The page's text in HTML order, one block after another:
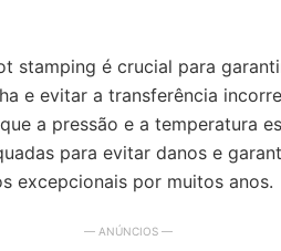
stamping é crucial para
e evitar a transferência
a pressão e a temperatura
para evitar danos e
excepcionais por muitos anos.
— ANÚNCIOS —